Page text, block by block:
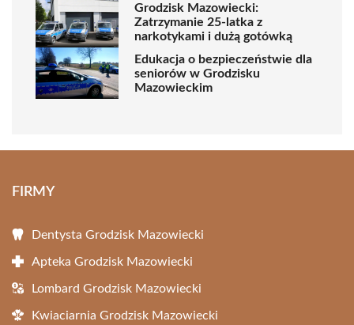
Grodzisk Mazowiecki:
Zatrzymanie 25-latka z
narkotykami i dużą gotówką
Edukacja o bezpieczeństwie dla
seniorów w Grodzisku
Mazowieckim
FIRMY
Dentysta Grodzisk Mazowiecki
Apteka Grodzisk Mazowiecki
Lombard Grodzisk Mazowiecki
Kwiaciarnia Grodzisk Mazowiecki